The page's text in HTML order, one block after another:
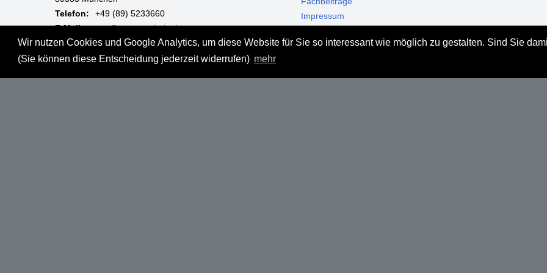
Wir nutzen Cookies und Google Analytics, um diese Website für Sie so interessant wie möglich zu gestalten. Sind Sie
(Sie können diese Entscheidung jederzeit widerrufen) mehr
Telefon:
+49 (89) 5233660
E-Mail:
mgm@muenzgalerie.de
Mo-Fr:
9:00 - 18:00 Uhr
Impressum
Haftungsausschluss